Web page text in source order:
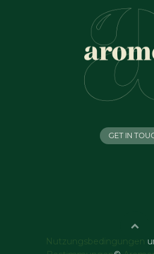
GET IN
Nutzungsbedingungen